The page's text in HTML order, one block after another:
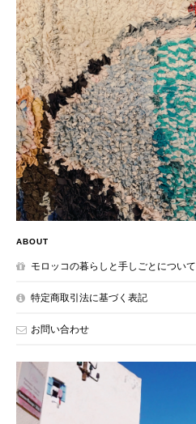
ABOUT
モロッコの暮らしと手しごとについて
特定商取引法に基づく表記
お問い合わせ